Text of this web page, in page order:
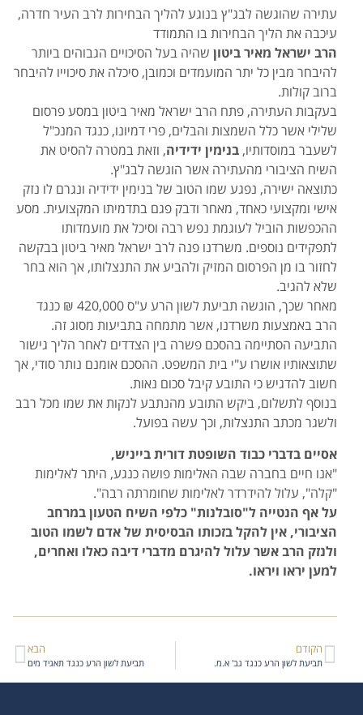
עתירה שהוגשה לבג"ץ בנוגע להליך הבחירות לרב העיר חדרה,
עיכבה את הליך הבחירות בו התמודד
הרב ישראל מאיר ביטון שהיה בעל הסיכויים הגבוהים ביותר
להיבחר מבין כל יתר המועמדים וכמובן, סיכלה את סיכוייו להיבחר
ברוב קולות.
בעקבות העתירה, פתח הרב ישראל מאיר ביטון במסע פרסום
שלילי אשר כלל השמצות והבלים, פרי דמיונו, כנגד המנכ"ל
לשעבר במוסדותיו, בנימין ידידיה, וזאת במטרה להסיט את
השיח הציבורי מהעתירה אשר הוגשה לבג"ץ.
כתוצאה ישירה, נפגע שמו הטוב של בנימין ידידיה ונגרם לו נזק
אישי ומקצועי כאחד, מאחר ודבק פגם בתדמיתו המקצועית. מסע
ההכפשות הוביל לעוגמת נפש רבה וסיכל את מועמדותו
לתפקידים נוספים. משרדנו פנה לרב ישראל מאיר ביטון בבקשה
לחזור בו מן הפרסום המזיק ולהביע את התנצלותו, אך הוא בחר
שלא להגיב.
מאחר שכך, הוגשה תביעת לשון הרע ע"ס 420,000 ₪ כנגד
הרב באמצעות משרדנו, אשר מתמחה בתביעות מסוג זה.
התביעה הסתיימה בהסכם פשרה בין הצדדים לאחר הליך גישור
שתוצאותיו אושרו ע"י בית המשפט. ההסכם אומנם נותר סודי, אך
חשוב להדגיש כי התובע קיבל סכום נאות.
בנוסף לתשלום, ביקש התובע מהנתבע לנקות את שמו מכל רבב
ולשגר מכתב התנצלות, וכך עשה בפועל.
אסיים בדברי כבוד השופטת דורית בייניש,
"אנו חיים בחברה שבה האלימות פושה כנגע, היתר לאלימות
"קלה", עלול להידרדר לאלימות שחומרתה רבה".
על אף הנטייה ל"סובלנות" כלפי השיח הטעון במרחב
הציבורי, אין להקל בזכותו הבסיסית של אדם לשמו הטוב
ולנזק הרב אשר עלול להיגרם מדברי דיבה כאלו ואחרים,
למען יראו ויראו.
הקודם
תביעת לשון הרע כנגד גב' א.מ.
הבא
תביעת לשון הרע כנגד תאגיד מים